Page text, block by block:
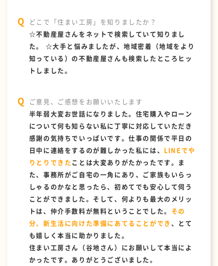
どこで「住まい工房」を知りましたか？
☆不動産屋さんをネットで検索していて知りまし
た。 ☆大手と悩みましたが、地域密着（地域をより
知っている）の不動産屋さんも検索したところヒッ
トしました。
ご意見、ご感想をお願いいたします
半年弱大変お世話になりました。住宅購入やローン
について何も知らない私に丁寧に対応していただき
感謝の気持ちでいっぱいです。仕事の関係で平日の
日中に連絡をするのが難しかった私には、 LINEでや
りとりできた ことは大変ありがたかったです。ま
た、事務所がご自宅の一角にあり、ご家族もいらっ
しゃるのかなと思ったら、初めてでも安心して伺う
ことができました。そして、何よりも最大のメリッ
トは、仲介手数料が無料ということでした。 その
分、新生活に向けた準備にあてることができ 、とて
も嬉しく本当に助かりました。
住まい工房さん（谷地さん）にお願いして本当によ
かったです。ありがとうございました。